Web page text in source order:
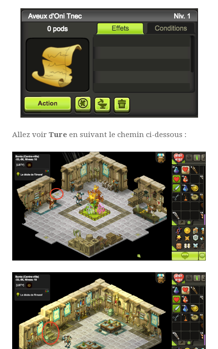
Allez voir Ture en suivant le chemin ci-dessous :